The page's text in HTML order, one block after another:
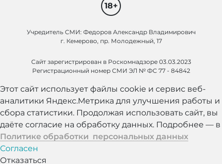
18+
Учредитель СМИ: Федоров Александр Владимирович
г. Кемерово, пр. Молодежный, 17
Сайт зарегистрирован в Роскомнадзоре 03.03.2023
Регистрационный номер СМИ ЭЛ № ФС 77 - 84842
Этот сайт использует файлы cookie и сервис веб-
аналитики Яндекс.Метрика для улучшения работы и
сбора статистики. Продолжая использовать сайт, вы
даёте согласие на обработку данных. Подробнее — в
Политике обработки персональных данных
Согласен
Отказаться